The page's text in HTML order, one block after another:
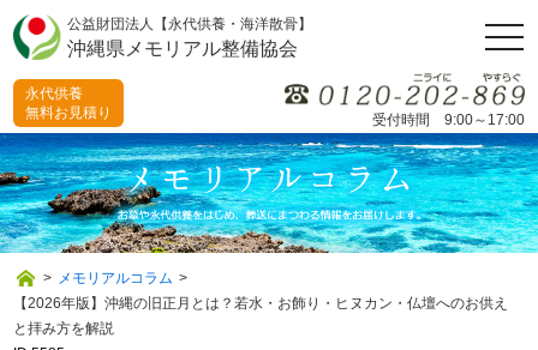
公益財団法人【永代供養・海洋散骨】
沖縄県メモリアル整備協会
受付時間 9:00～17:00
永代供養
無料お見積り
> メモリアルコラム >
【2026年版】沖縄の旧正月とは？若水・お飾り・ヒヌカン・仏壇へのお供え
と拝み方を解説